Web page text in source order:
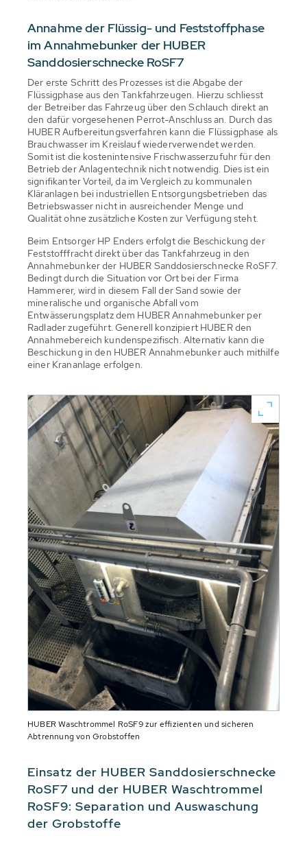
Annahme der Flüssig- und Feststoffphase
im Annahmebunker der HUBER
Sanddosierschnecke RoSF7
Der erste Schritt des Prozesses ist die Abgabe der
Flüssigphase aus den Tankfahrzeugen. Hierzu schliesst
der Betreiber das Fahrzeug über den Schlauch direkt an
den dafür vorgesehenen Perrot-Anschluss an. Durch das
HUBER Aufbereitungsverfahren kann die Flüssigphase als
Brauchwasser im Kreislauf wiederverwendet werden.
Somit ist die kostenintensive Frischwasserzufuhr für den
Betrieb der Anlagentechnik nicht notwendig. Dies ist ein
signifikanter Vorteil, da im Vergleich zu kommunalen
Kläranlagen bei industriellen Entsorgungsbetrieben das
Betriebswasser nicht in ausreichender Menge und
Qualität ohne zusätzliche Kosten zur Verfügung steht.
Beim Entsorger HP Enders erfolgt die Beschickung der
Feststofffracht direkt über das Tankfahrzeug in den
Annahmebunker der HUBER Sanddosierschnecke RoSF7.
Bedingt durch die Situation vor Ort bei der Firma
Hammerer, wird in diesem Fall der Sand sowie der
mineralische und organische Abfall vom
Entwässerungsplatz dem HUBER Annahmebunker per
Radlader zugeführt. Generell konzipiert HUBER den
Annahmebereich kundenspezifisch. Alternativ kann die
Beschickung in den HUBER Annahmebunker auch mithilfe
einer Krananlage erfolgen.
HUBER Waschtrommel RoSF9 zur effizienten und sicheren
Abtrennung von Grobstoffen
Einsatz der HUBER Sanddosierschnecke
RoSF7 und der HUBER Waschtrommel
RoSF9: Separation und Auswaschung
der Grobstoffe